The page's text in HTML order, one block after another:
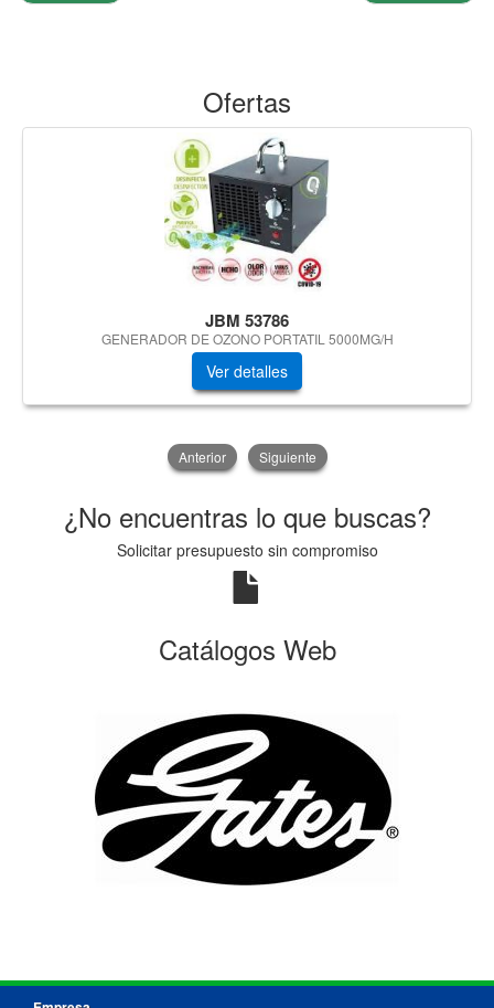
Ofertas
JBM 53786
GENERADOR DE OZONO PORTATIL 5000MG/H
Ver detalles
Anterior Siguiente
¿No encuentras lo que buscas?
Solicitar presupuesto sin compromiso
Catálogos Web